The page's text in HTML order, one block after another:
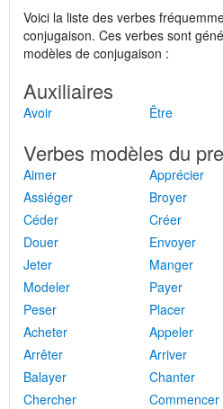
Voici la liste des verbes
conjugaison. Ces verbes sont
modèles de conjugaison :
Auxiliaires
Avoir Être
Verbes modèles du
Aimer
Apprécier
Assiéger
Broyer
Céder
Créer
Douer
Envoyer
Jeter
Manger
Modeler
Payer
Peser
Placer
Acheter
Appeler
Arrêter
Arriver
Balayer
Chanter
Chercher
Commencer